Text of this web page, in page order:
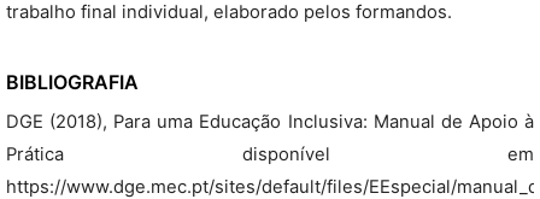
trabalho final individual, elaborado pelos formandos.
BIBLIOGRAFIA
DGE (2018), Para uma Educação Inclusiva: Manual de Apoio à
Prática disponível em
https://www.dge.mec.pt/sites/default/files/EEspecial/